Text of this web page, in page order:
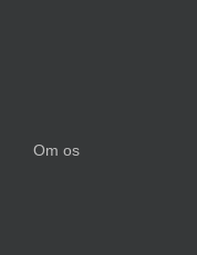
Om os